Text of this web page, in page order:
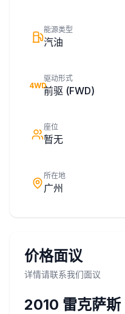
能源类型
汽油
4WD
驱动形式
前驱 (FWD)
座位
暂无
所在地
广州
价格面议
详情请联系我们面议
2010 雷克萨斯